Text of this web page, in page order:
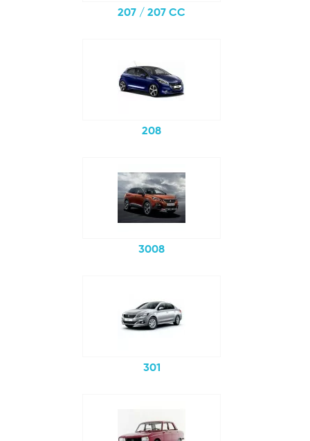
207 / 207 CC
208
3008
301